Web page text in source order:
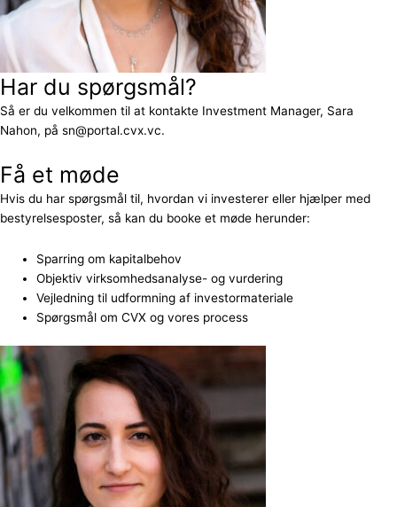
Har du spørgsmål?
Så er du velkommen til at kontakte Investment Manager, Sara
Nahon, på sn@portal.cvx.vc.
Få et møde
Hvis du har spørgsmål til, hvordan vi investerer eller hjælper med
bestyrelsesposter, så kan du booke et møde herunder:
Sparring om kapitalbehov
Objektiv virksomhedsanalyse- og vurdering
Vejledning til udformning af investormateriale
Spørgsmål om CVX og vores process